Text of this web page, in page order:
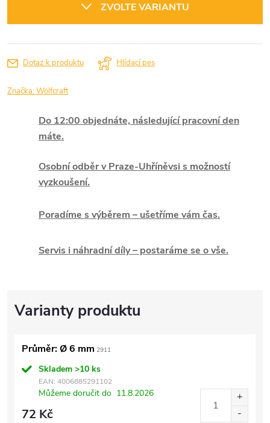
ZVOLTE VARIANTU
Dotaz k produktu Hlídací pes
Značka:Wolfcraft
Do 12:00 objednáte, následující pracovní den
máte.
Osobní odběr v Praze-Uhříněvsi s možností
vyzkoušení.
Poradíme s výběrem – ušetříme vám čas.
Servis i náhradní díly – postaráme se o vše.
Průměr: Ø 6 mm 2911
Skladem >10 ks
EAN: 4006885291102
Můžeme doručit do 11.8.2026
72 Kč